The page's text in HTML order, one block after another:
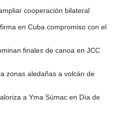
cooperación bilateral
en Cuba compromiso con el
finales de canoa en JCC
zonas aledañas a volcán de
a Yma Súmac en Día de